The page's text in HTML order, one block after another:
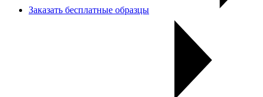
Заказать бесплатные образцы